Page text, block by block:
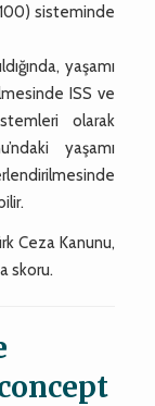
sisteminde
yaşamı
ISS ve
olarak
yaşamı
Ceza Kanunu,
skoru.